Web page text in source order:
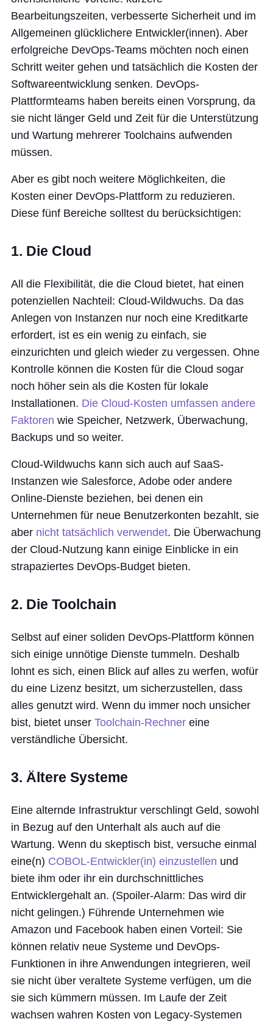
Bearbeitungszeiten, verbesserte Sicherheit und im
Allgemeinen glücklichere Entwickler(innen). Aber
erfolgreiche DevOps-Teams möchten noch einen
Schritt weiter gehen und tatsächlich die Kosten der
Softwareentwicklung senken. DevOps-
Plattformteams haben bereits einen Vorsprung, da
sie nicht länger Geld und Zeit für die Unterstützung
und Wartung mehrerer Toolchains aufwenden
müssen.
Aber es gibt noch weitere Möglichkeiten, die
Kosten einer DevOps-Plattform zu reduzieren.
Diese fünf Bereiche solltest du berücksichtigen:
1. Die Cloud
All die Flexibilität, die die Cloud bietet, hat einen
potenziellen Nachteil: Cloud-Wildwuchs. Da das
Anlegen von Instanzen nur noch eine Kreditkarte
erfordert, ist es ein wenig zu einfach, sie
einzurichten und gleich wieder zu vergessen. Ohne
Kontrolle können die Kosten für die Cloud sogar
noch höher sein als die Kosten für lokale
Installationen. Die Cloud-Kosten umfassen andere
Faktoren wie Speicher, Netzwerk, Überwachung,
Backups und so weiter.
Cloud-Wildwuchs kann sich auch auf SaaS-
Instanzen wie Salesforce, Adobe oder andere
Online-Dienste beziehen, bei denen ein
Unternehmen für neue Benutzerkonten bezahlt, sie
aber nicht tatsächlich verwendet. Die Überwachung
der Cloud-Nutzung kann einige Einblicke in ein
strapaziertes DevOps-Budget bieten.
2. Die Toolchain
Selbst auf einer soliden DevOps-Plattform können
sich einige unnötige Dienste tummeln. Deshalb
lohnt es sich, einen Blick auf alles zu werfen, wofür
du eine Lizenz besitzt, um sicherzustellen, dass
alles genutzt wird. Wenn du immer noch unsicher
bist, bietet unser Toolchain-Rechner eine
verständliche Übersicht.
3. Ältere Systeme
Eine alternde Infrastruktur verschlingt Geld, sowohl
in Bezug auf den Unterhalt als auch auf die
Wartung. Wenn du skeptisch bist, versuche einmal
eine(n) COBOL-Entwickler(in) einzustellen und
biete ihm oder ihr ein durchschnittliches
Entwicklergehalt an. (Spoiler-Alarm: Das wird dir
nicht gelingen.) Führende Unternehmen wie
Amazon und Facebook haben einen Vorteil: Sie
können relativ neue Systeme und DevOps-
Funktionen in ihre Anwendungen integrieren, weil
sie nicht über veraltete Systeme verfügen, um die
sie sich kümmern müssen. Im Laufe der Zeit
wachsen wahren Kosten von Legacy-Systemen